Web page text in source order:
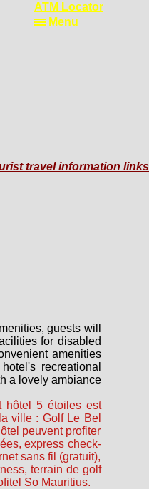
ATM Locator
travel information links
guests will
for disabled
amenities
recreational
a lovely ambiance
hôtel 5 étoiles est
ville : Golf Le Bel
peuvent profiter
express check-
sans fil (gratuit),
terrain de golf
So Mauritius.
Menu